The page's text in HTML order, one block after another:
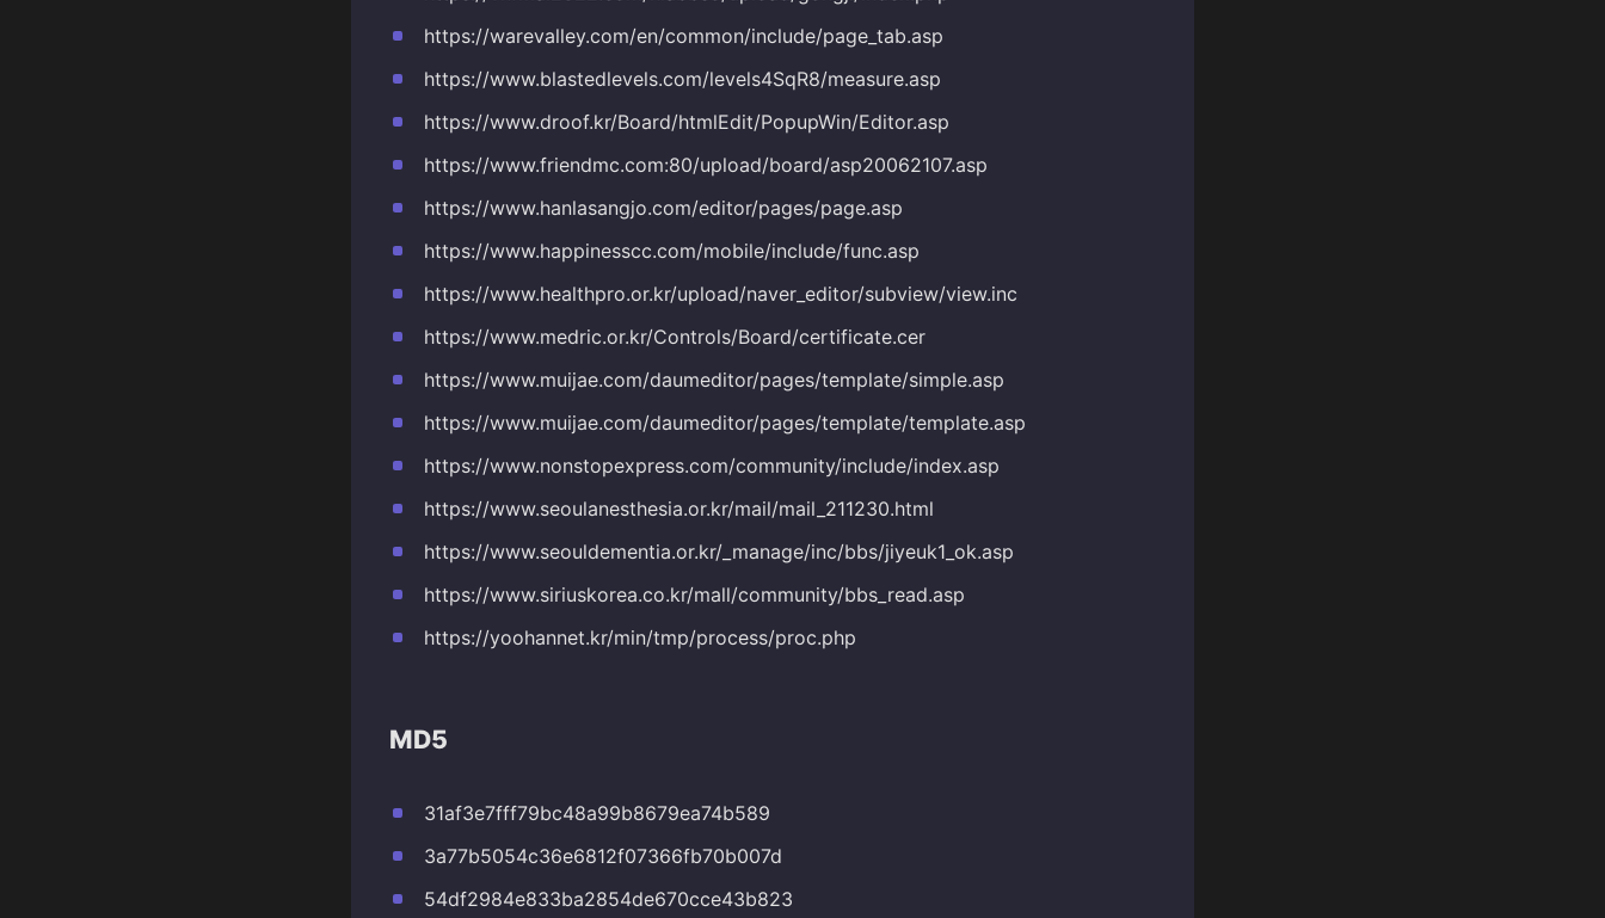
https://warevalley.com/en/common/include/page_tab.asp
https://www.blastedlevels.com/levels4SqR8/measure.asp
https://www.droof.kr/Board/htmlEdit/PopupWin/Editor.asp
https://www.friendmc.com:80/upload/board/asp20062107.asp
https://www.hanlasangjo.com/editor/pages/page.asp
https://www.happinesscc.com/mobile/include/func.asp
https://www.healthpro.or.kr/upload/naver_editor/subview/view.inc
https://www.medric.or.kr/Controls/Board/certificate.cer
https://www.muijae.com/daumeditor/pages/template/simple.asp
https://www.muijae.com/daumeditor/pages/template/template.asp
https://www.nonstopexpress.com/community/include/index.asp
https://www.seoulanesthesia.or.kr/mail/mail_211230.html
https://www.seouldementia.or.kr/_manage/inc/bbs/jiyeuk1_ok.asp
https://www.siriuskorea.co.kr/mall/community/bbs_read.asp
https://yoohannet.kr/min/tmp/process/proc.php
MD5
31af3e7fff79bc48a99b8679ea74b589
3a77b5054c36e6812f07366fb70b007d
54df2984e833ba2854de670cce43b823